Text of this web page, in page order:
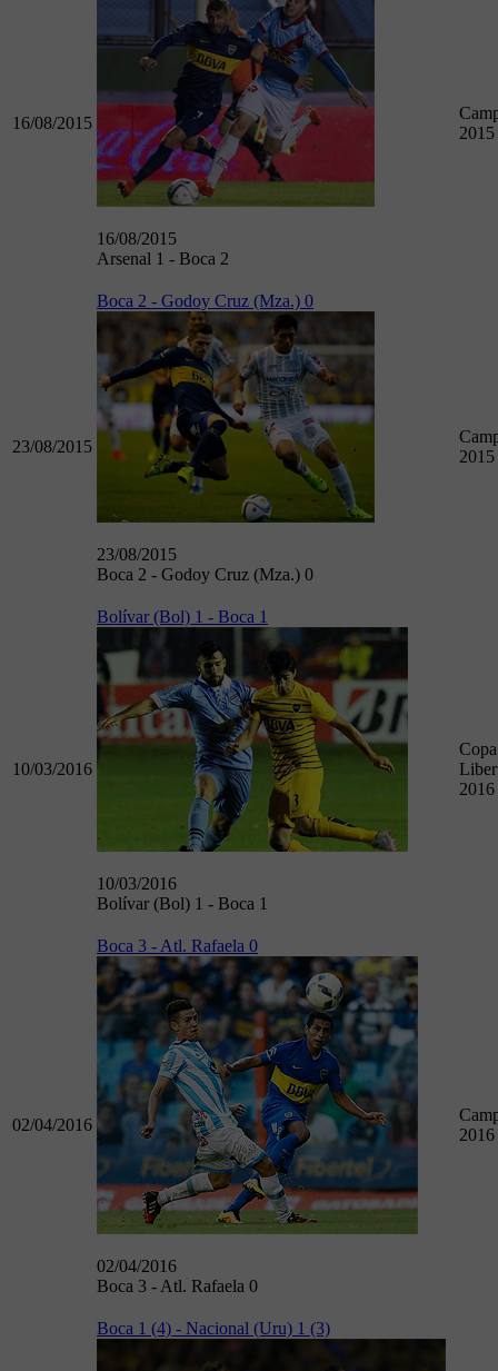
16/08/2015
16/08/2015
Arsenal 1 - Boca 2
2015
23/08/2015
Boca 2 - Godoy Cruz (Mza.) 0
23/08/2015
Boca 2 - Godoy Cruz (Mza.) 0
2015
10/03/2016
Bolívar (Bol) 1 - Boca 1
10/03/2016
Bolívar (Bol) 1 - Boca 1
Copa
2016
02/04/2016
Boca 3 - Atl. Rafaela 0
02/04/2016
Boca 3 - Atl. Rafaela 0
2016
Boca 1 (4) - Nacional (Uru) 1 (3)